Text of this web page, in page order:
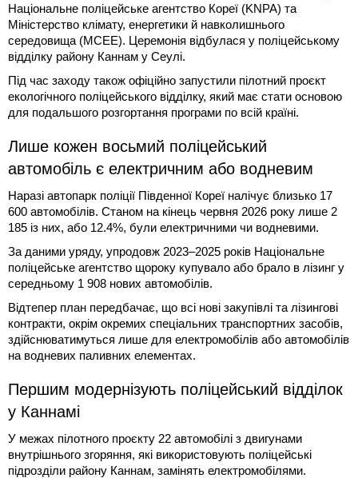
Національне поліцейське агентство Кореї (KNPA) та
Міністерство клімату, енергетики й навколишнього
середовища (MCEE). Церемонія відбулася у поліцейському
відділку району Каннам у Сеулі.
Під час заходу також офіційно запустили пілотний проєкт
екологічного поліцейського відділку, який має стати основою
для подальшого розгортання програми по всій країні.
Лише кожен восьмий поліцейський
автомобіль є електричним або водневим
Наразі автопарк поліції Південної Кореї налічує близько 17
600 автомобілів. Станом на кінець червня 2026 року лише 2
185 із них, або 12.4%, були електричними чи водневими.
За даними уряду, упродовж 2023–2025 років Національне
поліцейське агентство щороку купувало або брало в лізинг у
середньому 1 908 нових автомобілів.
Відтепер план передбачає, що всі нові закупівлі та лізингові
контракти, окрім окремих спеціальних транспортних засобів,
здійснюватимуться лише для електромобілів або автомобілів
на водневих паливних елементах.
Першим модернізують поліцейський відділок
у Каннамі
У межах пілотного проєкту 22 автомобілі з двигунами
внутрішнього згоряння, які використовують поліцейські
підрозділи району Каннам, замінять електромобілями.